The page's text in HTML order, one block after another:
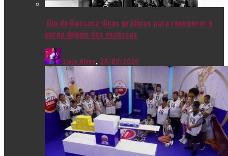
Dia da Ressaca dicas práticas para recuperar o
corpo depois dos excessos
Livia Alves, 24/02/2026